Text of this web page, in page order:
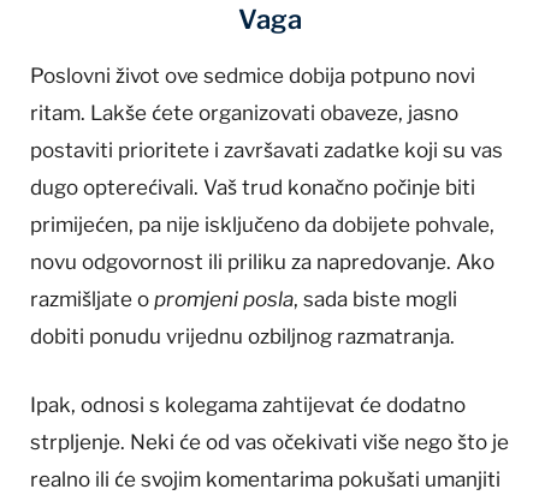
Vaga
Poslovni život ove sedmice dobija potpuno novi
ritam. Lakše ćete organizovati obaveze, jasno
postaviti prioritete i završavati zadatke koji su vas
dugo opterećivali. Vaš trud konačno počinje biti
primijećen, pa nije isključeno da dobijete pohvale,
novu odgovornost ili priliku za napredovanje. Ako
razmišljate o promjeni posla, sada biste mogli
dobiti ponudu vrijednu ozbiljnog razmatranja.
Ipak, odnosi s kolegama zahtijevat će dodatno
strpljenje. Neki će od vas očekivati više nego što je
realno ili će svojim komentarima pokušati umanjiti